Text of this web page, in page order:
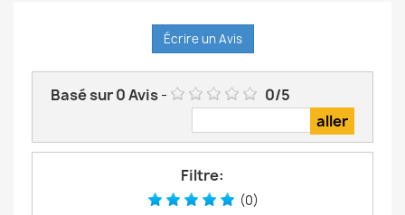
Écrire un Avis
Basé sur0Avis- 0/5
Filtre:
(0)